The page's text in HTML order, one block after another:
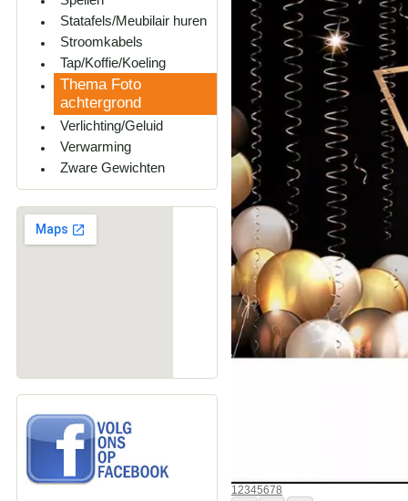
Statafels/Meubilair huren
Stroomkabels
Tap/Koffie/Koeling
Thema Foto
achtergrond
Verlichting/Geluid
Verwarming
Zware Gewichten
12345678